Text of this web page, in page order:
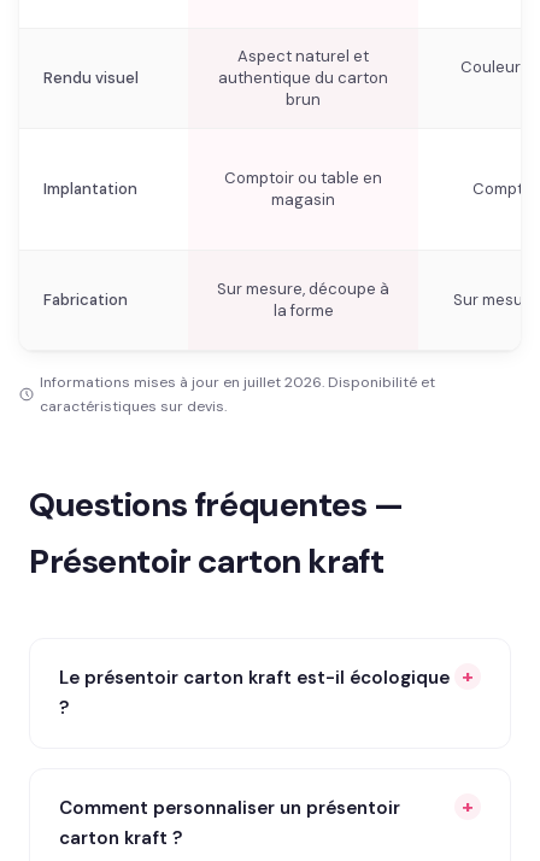
Rendu visuel
Aspect naturel et
authentique du carton
brun
Couleurs
Implantation
Comptoir ou table en
magasin
Fabrication
Sur mesure, découpe à
la forme
Sur
Informations mises à jour en juillet 2026. Disponibilité et
caractéristiques sur devis.
Questions fréquentes —
Présentoir carton kraft
Le présentoir carton kraft est-il écologique
?
Comment personnaliser un présentoir
carton kraft ?